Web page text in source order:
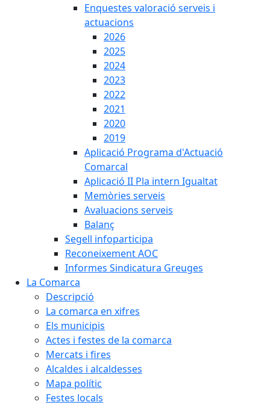
Enquestes valoració serveis i
actuacions
2026
2025
2024
2023
2022
2021
2020
2019
Aplicació Programa d'Actuació
Comarcal
Aplicació II Pla intern Igualtat
Memòries serveis
Avaluacions serveis
Balanç
Segell infoparticipa
Reconeixement AOC
Informes Sindicatura Greuges
La Comarca
Descripció
La comarca en xifres
Els municipis
Actes i festes de la comarca
Mercats i fires
Alcaldes i alcaldesses
Mapa polític
Festes locals